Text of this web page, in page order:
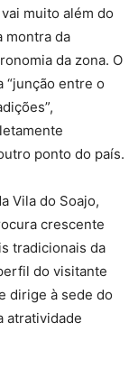
muito além do
montra da
da zona. O
“junção entre o
ponto do país.
Vila do Soajo,
crescente
tradicionais da
do visitante
dirige à sede do
atratividade